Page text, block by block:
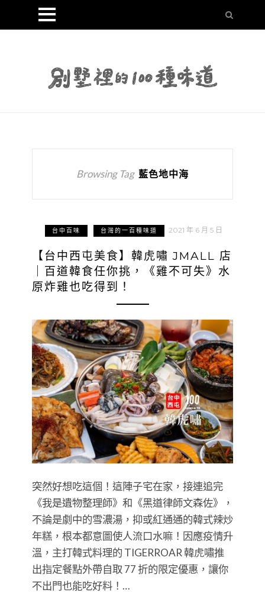
Browsing Tag 藍色地中海
台中百味 台灣的一百種味道 2021 年 6 月 5 日
【台中西屯美食】韓虎嘯 JMALL 店
｜百道韓食任你挑，《雞不可失》水
原炸雞也吃得到！
突然好想吃這個！這陣子宅在家，接連追完
《我是遺物整理師》和《黑道律師文森佐》，
不論是劇中的雪濃湯，抑或紅通通的韓式辣炒
年糕，根本都意圖使人流口水嘛！因應疫情升
溫，主打韓式料理的 TIGERROAR 韓虎嘯推
出指定餐點外帶自取 77 折的限定優惠，讓你
不出門也能吃好料！…